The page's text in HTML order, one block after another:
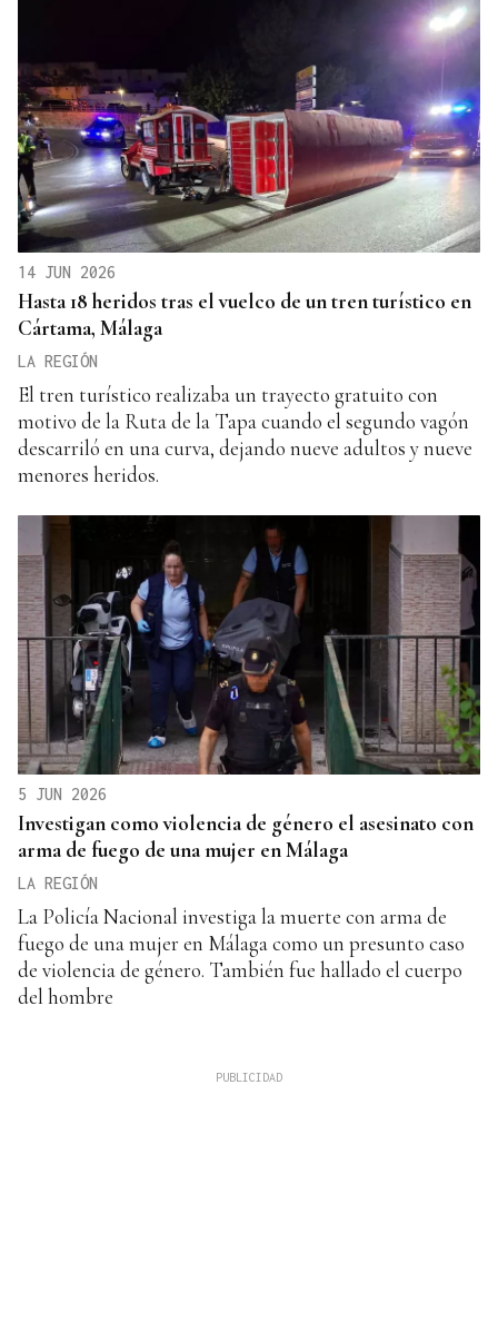
14 JUN 2026
Hasta 18 heridos tras el vuelco de un tren turístico en
Cártama, Málaga
LA REGIÓN
El tren turístico realizaba un trayecto gratuito con
motivo de la Ruta de la Tapa cuando el segundo vagón
descarriló en una curva, dejando nueve adultos y nueve
menores heridos.
5 JUN 2026
Investigan como violencia de género el asesinato con
arma de fuego de una mujer en Málaga
LA REGIÓN
La Policía Nacional investiga la muerte con arma de
fuego de una mujer en Málaga como un presunto caso
de violencia de género. También fue hallado el cuerpo
del hombre